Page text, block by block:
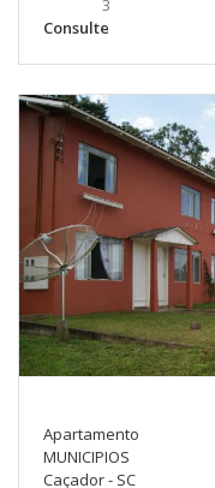
3
Consulte
Apartamento
MUNICIPIOS
Caçador - SC